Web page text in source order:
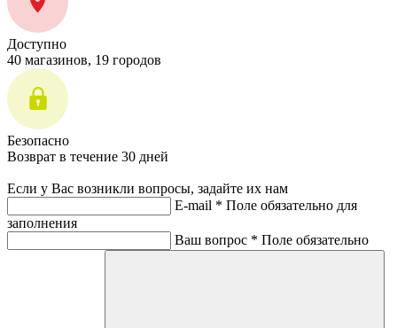
Доступно
40 магазинов, 19 городов
Безопасно
Возврат в течение 30 дней
Если у Вас возникли вопросы, задайте их нам
E-mail * Поле обязательно для
заполнения
Ваш вопрос * Поле обязательно